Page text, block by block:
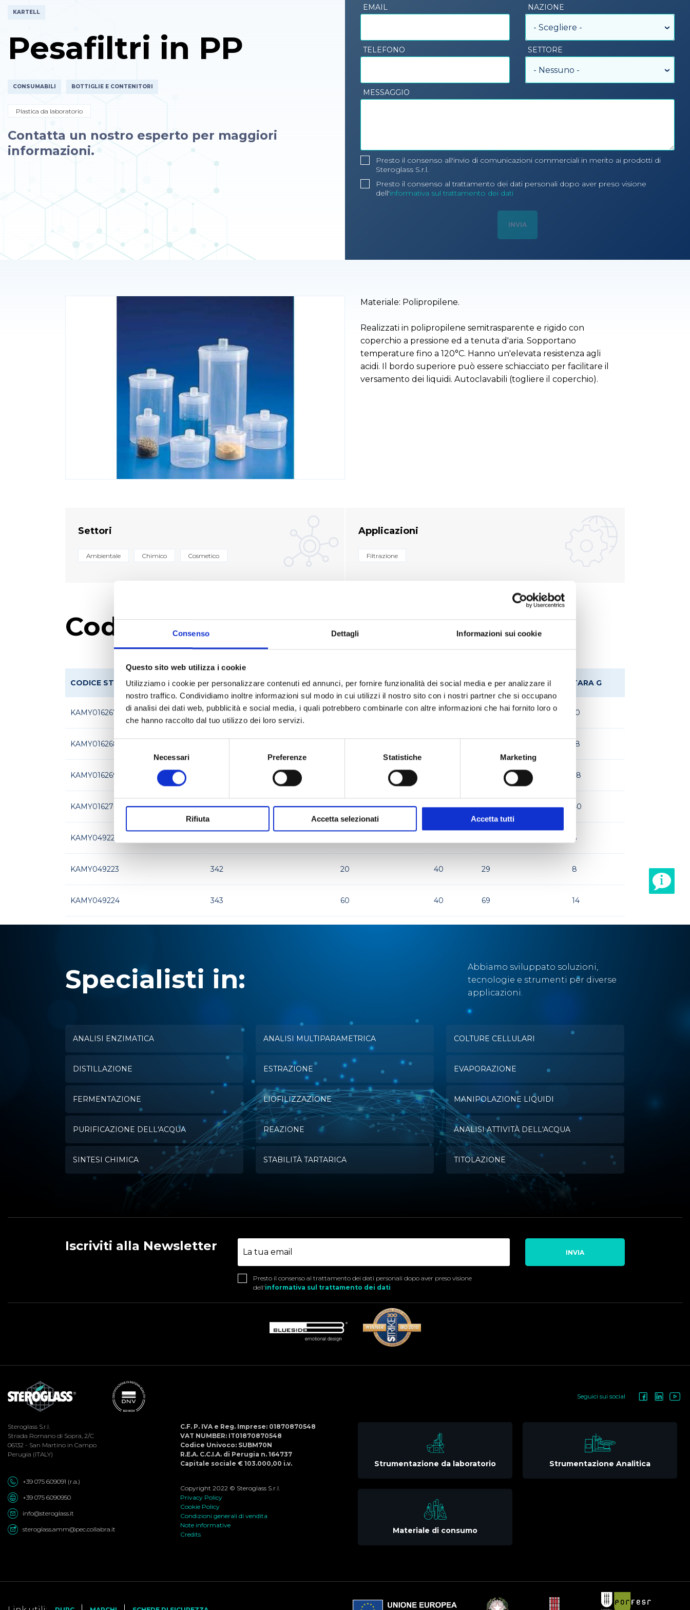
Consenso Dettagli Informazioni sui cookie
Questo sito web utilizza i cookie
Utilizziamo i cookie per personalizzare contenuti ed annunci, per fornire funzionalità dei social media e per analizzare il
nostro traffico. Condividiamo inoltre informazioni sul modo in cui utilizzi il nostro sito con i nostri partner che si occupano
di analisi dei dati web, pubblicità e social media, i quali potrebbero combinarle con altre informazioni che hai fornito loro o
che hanno raccolto dal tuo utilizzo dei loro servizi.
Selezione
Necessari Preferenze Statistiche Marketing
Rifiuta Accetta selezionati Accetta tutti
KARTELL
Pesafiltri in PP
CONSUMABILI BOTTIGLIE E CONTENITORI
Plastica da laboratorio
Contatta un nostro esperto per maggiori
informazioni.
EMAIL NAZIONE
- Scegliere -
TELEFONO SETTORE
- Nessuno -
MESSAGGIO
Presto il consenso all'invio di comunicazioni commerciali in merito ai prodotti di
Steroglass S.r.l.
Presto il consenso al trattamento dei dati personali dopo aver preso visione
dell'informativa sul trattamento dei dati
Materiale: Polipropilene.
Realizzati in polipropilene semitrasparente e rigido con
coperchio a pressione ed a tenuta d'aria. Sopportano
temperature fino a 120°C. Hanno un'elevata resistenza agli
acidi. Il bordo superiore può essere schiacciato per facilitare il
versamento dei liquidi. Autoclavabili (togliere il coperchio).
Settori
Ambientale Chimico Cosmetico
Applicazioni
Filtrazione
Codici prodotto
CODICE STEROGLASS CODICE FORNITORE CAPACITÀ ML Ø MM ALTEZZA MM TARA G
KAMY016267 345 30 49 29 10
KAMY016268 18
KAMY016269 28
KAMY016270 348 360 70 118 40
KAMY049222 8
KAMY049223 342 20 40 29 8
KAMY049224 343 60 40 69 14
Specialisti in:
Abbiamo sviluppato soluzioni,
tecnologie e strumenti per diverse
applicazioni.
ANALISI ENZIMATICA ANALISI MULTIPARAMETRICA COLTURE CELLULARI
DISTILLAZIONE ESTRAZIONE EVAPORAZIONE
FERMENTAZIONE LIOFILIZZAZIONE MANIPOLAZIONE LIQUIDI
PURIFICAZIONE DELL'ACQUA REAZIONE ANALISI ATTIVITÀ DELL'ACQUA
SINTESI CHIMICA STABILITÀ TARTARICA TITOLAZIONE
Iscriviti alla Newsletter
Presto il consenso al trattamento dei dati personali dopo aver preso visione
dell'informativa sul trattamento dei dati
INVIA
Menu
Seguici sui social
Steroglass S.r.l.
Strada Romano di Sopra, 2/C
06132 - San Martino in Campo
Perugia (ITALY)
+39 075 609091 (r.a.)
+39 075 6090950
info@steroglass.it
steroglass.amm@pec.collabra.it
C.F. P. IVA e Reg. Imprese: 01870870548
VAT NUMBER: IT01870870548
Codice Univoco: SUBM70N
R.E.A. C.C.I.A. di Perugia n. 164737
Capitale sociale € 103.000,00 i.v.
Copyright 2022 © Steroglass S.r.l.
Privacy Policy
Cookie Policy
Condizioni generali di vendita
Note informative
Credits
Strumentazione da laboratorio Strumentazione Analitica
Materiale di consumo